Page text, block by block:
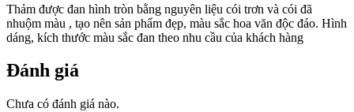
Thảm được đan hình tròn bằng nguyên liệu cói trơn và cói đã
nhuộm màu , tạo nên sản phẩm đẹp, màu sắc hoa văn độc đáo. Hình
dáng, kích thước màu sắc đan theo nhu cầu của khách hàng
Đánh giá
Chưa có đánh giá nào.